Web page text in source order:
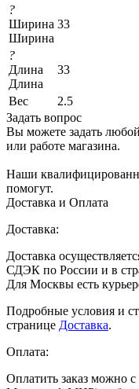
?
Ширина
Ширина
33
?
Длина
Длина
33
Вес
2.5
Задать вопрос
Вы можете задать
или работе магазина.
Наши
помогут.
Доставка и Оплата
Доставка:
Доставка
СДЭК по России и в
Для Москвы есть
Подробные условия и
странице Доставка.
Оплата:
Оплатить заказ можно